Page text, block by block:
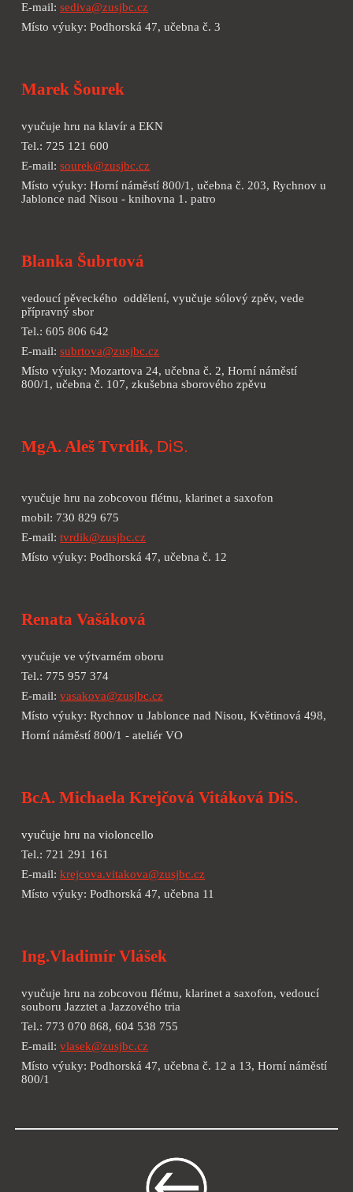
E-mail:sediva@zusjbc.cz
Místo výuky: Podhorská 47, učebna č. 3
Marek Šourek
vyučuje hru na klavír a EKN
Tel.: 725 121 600
E-mail:sourek@zusjbc.cz
Místo výuky: Horní náměstí 800/1, učebna č. 203, Rychnov u
Jablonce nad Nisou - knihovna 1. patro
Blanka Šubrtová
vedoucí pěveckého oddělení, vyučuje sólový zpěv, vede
přípravný sbor
Tel.: 605 806 642
E-mail:subrtova@zusjbc.cz
Místo výuky: Mozartova 24, učebna č. 2, Horní náměstí
800/1, učebna č. 107, zkušebna sborového zpěvu
MgA. Aleš Tvrdík, DiS.
vyučuje hru na zobcovou flétnu, klarinet a saxofon
mobil: 730 829 675
E-mail:tvrdik@zusjbc.cz
Místo výuky: Podhorská 47, učebna č. 12
Renata Vašáková
vyučuje ve výtvarném oboru
Tel.: 775 957 374
E-mail:vasakova@zusjbc.cz
Místo výuky: Rychnov u Jablonce nad Nisou, Květinová 498,
Horní náměstí 800/1 - ateliér VO
BcA. Michaela Krejčová Vitáková DiS.
vyučuje hru navioloncello
Tel.: 721 291 161
E-mail:krejcova.vitakova@zusjbc.cz
Místo výuky: Podhorská 47, učebna 11
Ing.Vladimír Vlášek
vyučuje hru na zobcovou flétnu, klarinet a saxofon, vedoucí
souboru Jazztet a Jazzového tria
Tel.: 773 070 868, 604 538 755
E-mail:vlasek@zusjbc.cz
Místo výuky: Podhorská 47, učebna č. 12 a 13, Horní náměstí
800/1